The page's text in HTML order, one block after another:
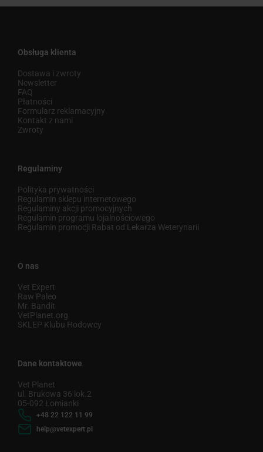
Obsługa klienta
Dostawa i zwroty
Newsletter
FAQ
Płatności
Formularz reklamacyjny
Kontakt z nami
Zwroty
Regulaminy
Polityka prywatności
Regulamin sklepu internetowego
Regulaminy akcji promocyjnych
Regulamin programu lojalnościowego
Regulamin promocji Rabat od Lekarza Weterynarii
O nas
Vet Expert
Raw Paleo
Mr. Bandit
VetPlanet.org
SKLEP Klubu Hodowcy
Dane kontaktowe
Vet Planet
ul. Brukowa 36 lok.2
05-092 Łomianki
+48 22 122 11 99
help@vetexpert.pl